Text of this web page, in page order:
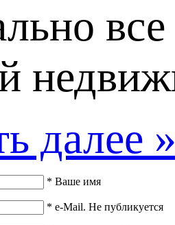
далее
* Ваше имя
* e-Mail. Не публикуется